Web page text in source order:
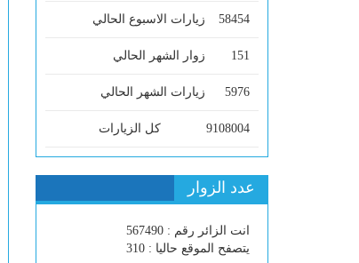
58454 زيارات الاسبوع الحالي
151 زوار الشهر الحالي
5976 زيارات الشهر الحالي
9108004 كل الزيارات
عدد الزوار
انت الزائر رقم : 567490
يتصفح الموقع حاليا : 310